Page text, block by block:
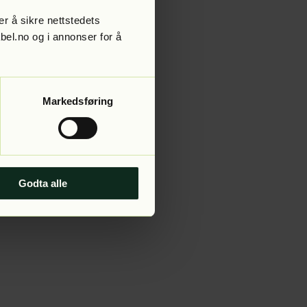
å sikre nettstedets
og i annonser for å
Markedsføring
Godta alle